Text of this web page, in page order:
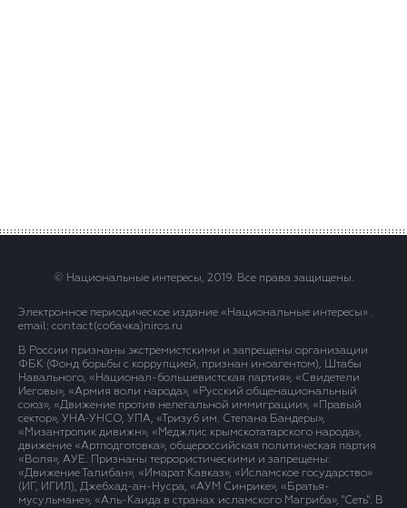
© Национальные интересы, 2019. Все права защищены.
Электронное периодическое издание «Национальные интересы» .
email: contact(сoбaчка)niros.ru
В России признаны экстремистскими и запрещены организации
ФБК (Фонд борьбы с коррупцией, признан иноагентом), Штабы
Навального, «Национал-большевистская партия», «Свидетели
Иеговы», «Армия воли народа», «Русский общенациональный
союз», «Движение против нелегальной иммиграции», «Правый
сектор», УНА-УНСО, УПА, «Тризуб им. Степана Бандеры»,
«Мизантропик дивижн», «Меджлис крымскотатарского народа»,
движение «Артподготовка», общероссийская политическая партия
«Воля», АУЕ. Признаны террористическими и запрещены:
«Движение Талибан», «Имарат Кавказ», «Исламское государство»
(ИГ, ИГИЛ), Джебхад-ан-Нусра, «АУМ Синрике», «Братья-
мусульмане», «Аль-Каида в странах исламского Магриба», "Сеть". В